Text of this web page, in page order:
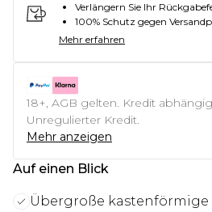
Verlängern Sie Ihr
100% Schutz gegen
Mehr erfahren
18+, AGB gelten. Kredit
Unregulierter Kredit.
Mehr anzeigen
Auf einen Blick
Übergroße